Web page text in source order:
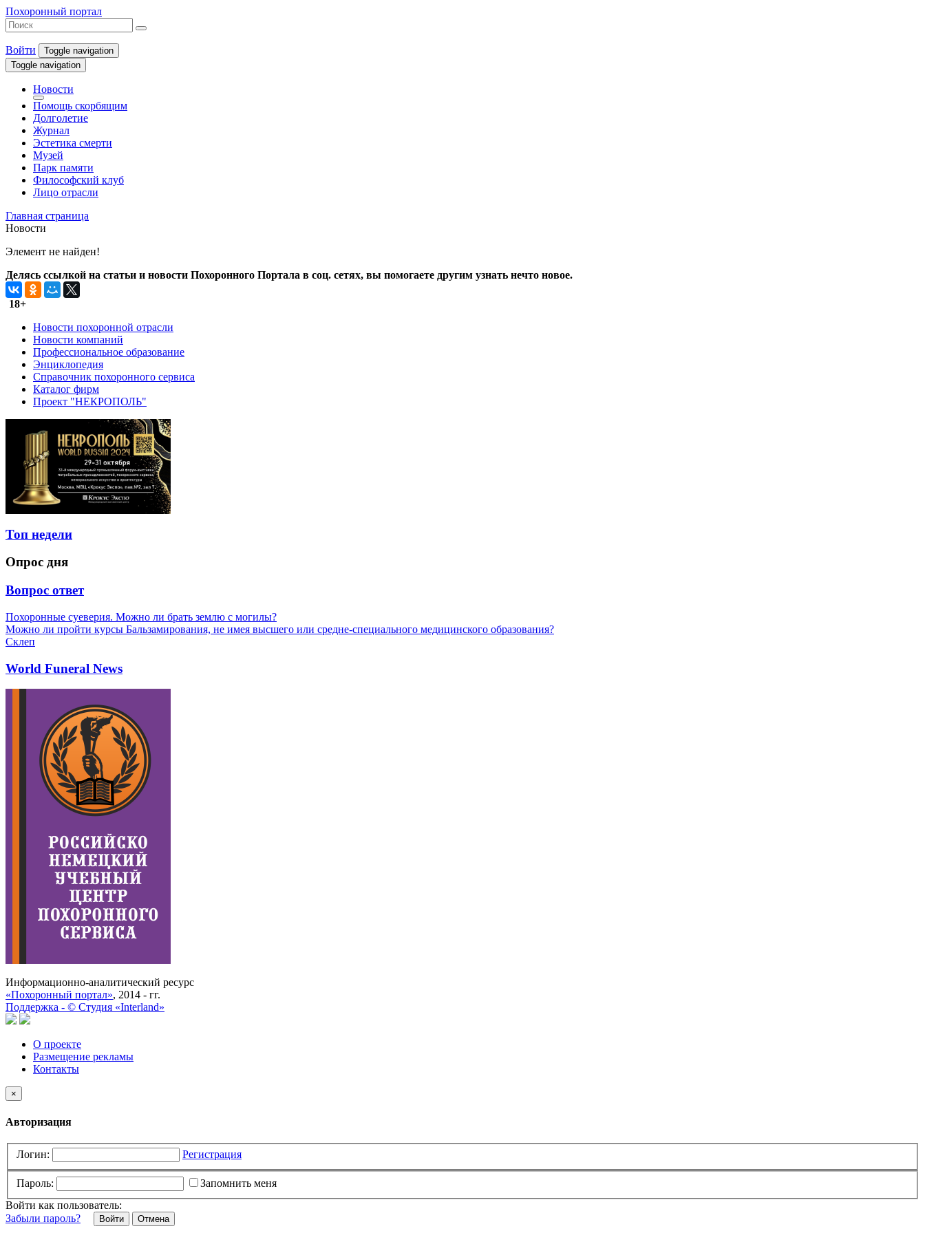
Похоронный портал
Войти
Toggle navigation
Toggle navigation
Новости
Помощь скорбящим
Долголетие
Журнал
Эстетика смерти
Музей
Парк памяти
Философский клуб
Лицо отрасли
Главная страница
Новости
Элемент не найден!
Делясь ссылкой на статьи и новости Похоронного Портала в соц. сетях, вы помогаете другим узнать нечто новое.
18+
Новости похоронной отрасли
Новости компаний
Профессиональное образование
Энциклопедия
Справочник похоронного сервиса
Каталог фирм
Проект "НЕКРОПОЛЬ"
Топ недели
Опрос дня
Вопрос ответ
Похоронные суеверия. Можно ли брать землю с могилы?
Можно ли пройти курсы Бальзамирования, не имея высшего или средне-специального медицинского образования?
Склеп
World Funeral News
Информационно-аналитический ресурс
«Похоронный портал», 2014 - гг.
Поддержка - © Cтудия «Interland»
О проекте
Размещение рекламы
Контакты
×
Авторизация
Логин: Регистрация
Пароль:
Запомнить меня
Войти как пользователь:
Забыли пароль?
Отмена